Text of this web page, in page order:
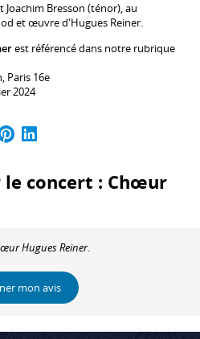
Joachim Bresson (ténor), au
et œuvre d'Hugues Reiner.
est référencé dans notre rubrique
, Paris 16e
2024
le concert : Chœur
Hugues Reiner.
mon avis